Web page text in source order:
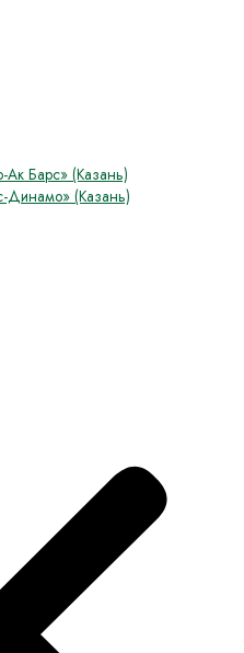
Барс» (Казань)
Динамо» (Казань)